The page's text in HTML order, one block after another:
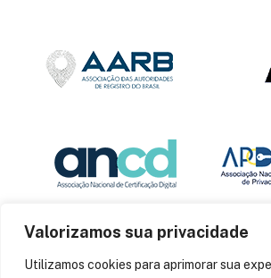
Valorizamos sua privacidade
Utilizamos cookies para aprimorar sua